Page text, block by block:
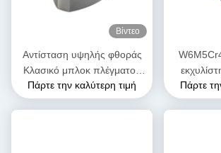
Βίντεο
Αντίσταση υψηλής φθοράς
Κλασικό μπλοκ πλέγματος
σφαιρίδας για διπλή βίδα
εξωτερικά μηχανήματα
Πάρτε την καλύτερη τιμή
βίδας
Πάρτε